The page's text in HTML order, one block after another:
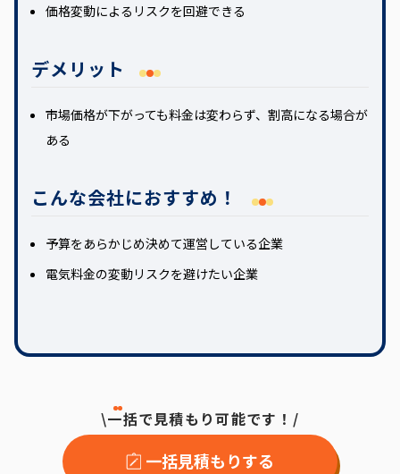
価格変動によるリスクを回避できる
デメリット
市場価格が下がっても料金は変わらず、割高になる場合が
ある
こんな会社におすすめ！
予算をあらかじめ決めて運営している企業
電気料金の変動リスクを避けたい企業
\一括で見積もり可能です！/
一括見積もりする